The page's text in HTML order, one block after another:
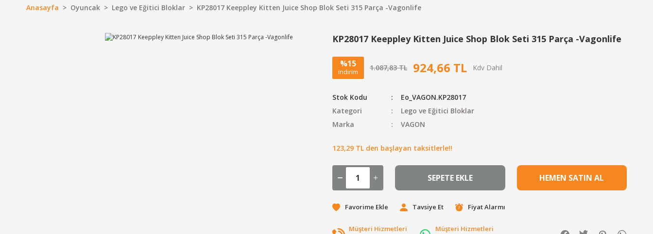
Anasayfa Oyuncak Lego ve Eğitici Bloklar KP28017 Keeppley Kitten Juice Shop Blok Seti 315 Parça -Vagonlife
KP28017 Keeppley Kitten Juice Shop Blok Seti 315 Parça -Vagonlife
%15
indirim 1.087,83 TL 924,66 TL
Stok Kodu
Eo_VAGON.KP28017
Kategori
Lego ve Eğitici Bloklar
Marka
VAGON
123,29 TL den başlayan taksitlerle!!
SEPETE EKLE HEMEN SATIN AL
Tavsiye Et Fiyat Alarmı
Müşteri Hizmetleri Müşteri Hizmetleri